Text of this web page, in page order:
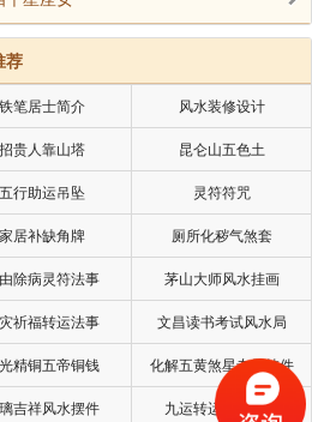
荐
铁笔居士简介 风水装修设计
招贵人靠山塔 昆仑山五色土
五行助运吊坠 灵符符咒
家居补缺角牌 厕所化秽气煞套
除病灵符法事 茅山大师风水挂画
祈福转运法事 文昌读书考试风水局
精铜五帝铜钱 化解五黄煞星专用挂件
吉祥风水摆件 九运转运摧财摆件